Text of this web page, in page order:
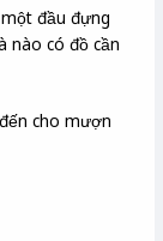
đầu đựng
nào có đồ cần
cho mượn